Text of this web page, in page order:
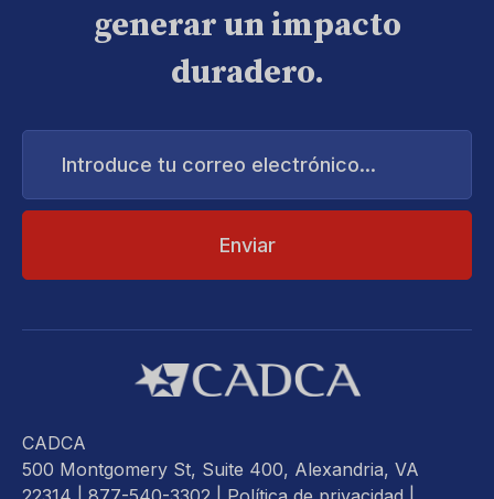
generar un impacto
duradero.
Introduce
correo
CADCA
500 Montgomery St, Suite 400, Alexandria, VA